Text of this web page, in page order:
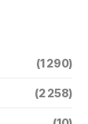
(1 290)
(2 258)